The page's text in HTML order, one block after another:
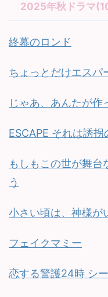
2025年秋ドラマ
終幕のロンド
ちょっとだけエスパ
じゃあ、あんたが
ESCAPE それは誘拐
もしもこの世が舞台
う
小さい頃は、神様が
フェイクマミー
恋する警護24時 シ